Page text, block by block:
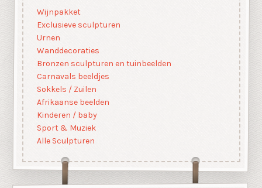
Wijnpakket
Exclusieve sculpturen
Urnen
Wanddecoraties
Bronzen sculpturen en tuinbeelden
Carnavals beeldjes
Sokkels / Zuilen
Afrikaanse beelden
Kinderen / baby
Sport & Muziek
Alle Sculpturen